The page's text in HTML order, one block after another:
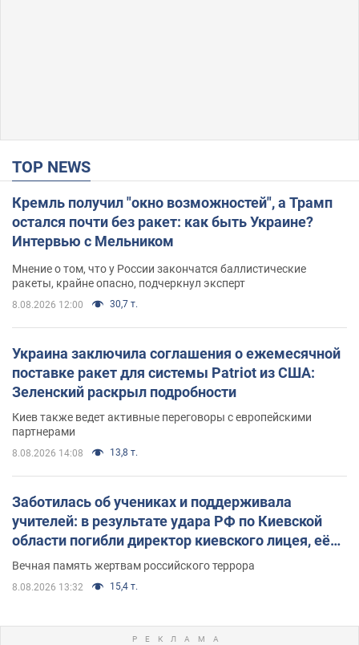
TOP NEWS
Кремль получил "окно возможностей", а Трамп
остался почти без ракет: как быть Украине?
Интервью с Мельником
Мнение о том, что у России закончатся баллистические
ракеты, крайне опасно, подчеркнул эксперт
8.08.2026 12:00 30,7 т.
Украина заключила соглашения о ежемесячной
поставке ракет для системы Patriot из США:
Зеленский раскрыл подробности
Киев также ведет активные переговоры с европейскими
партнерами
8.08.2026 14:08 13,8 т.
Заботилась об учениках и поддерживала
учителей: в результате удара РФ по Киевской
области погибли директор киевского лицея, её
муж и внук
Вечная память жертвам российского террора
8.08.2026 13:32 15,4 т.